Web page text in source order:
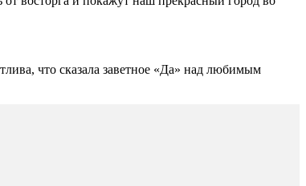
что сказала заветное «Да» над любимым